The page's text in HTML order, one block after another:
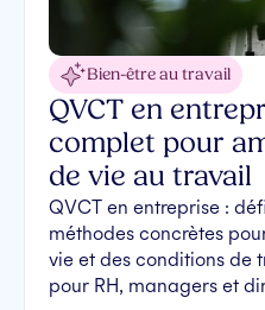
Bien-être au travail
QVCT en
complet pour
de vie au travail
QVCT en entreprise :
méthodes concrètes
vie et des conditions de
pour RH, managers et